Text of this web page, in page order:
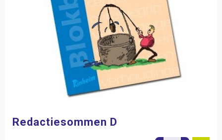
Redactiesommen D